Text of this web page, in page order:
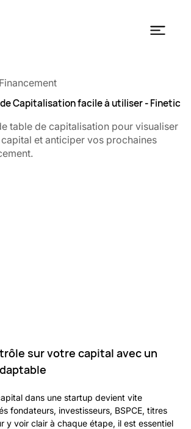
de Capitalisation facile à utiliser - Finetic
table de capitalisation pour visualiser
et anticiper vos prochaines
sur votre capital avec un
dans une startup devient vite
fondateurs, investisseurs, BSPCE, titres
y voir clair à chaque étape, il est essentiel